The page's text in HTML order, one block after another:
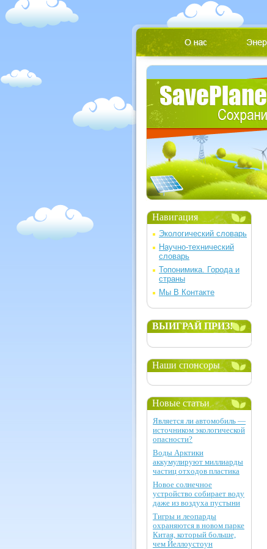
Навигация
Экологический словарь
Научно-технический
словарь
Топонимика. Города и
страны
Мы В Контакте
ВЫИГРАЙ ПРИЗ!
Наши спонсоры
Новые статьи
Является ли автомобиль —
источником экологической
опасности?
Воды Арктики
аккумулируют миллиарды
частиц отходов пластика
Новое солнечное
устройство собирает воду
даже из воздуха пустыни
Тигры и леопарды
охраняются в новом парке
Китая, который больше,
чем Йеллоустоун